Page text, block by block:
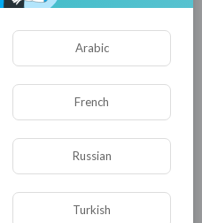
родным девушки,
помощью. Сейчас
который охватил
Arabic
French
Russian
Turkish